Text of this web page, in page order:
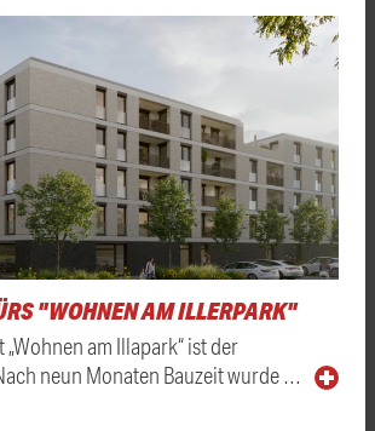
"WOHNEN AM ILLERPARK"
am Illapark“ ist der
neun Monaten Bauzeit wurde …